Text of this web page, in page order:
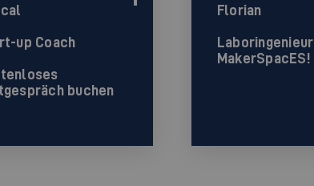
up Coach
buchen
Florian
Laboringenieur
MakerSpacES!